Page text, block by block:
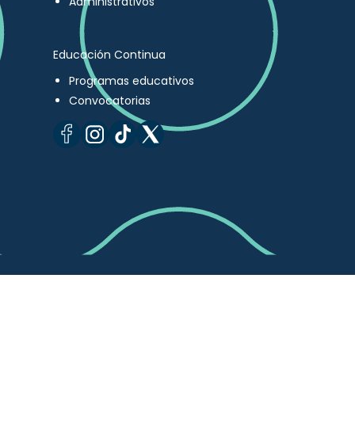
Educación Continua
Programas educativos
Convocatorias